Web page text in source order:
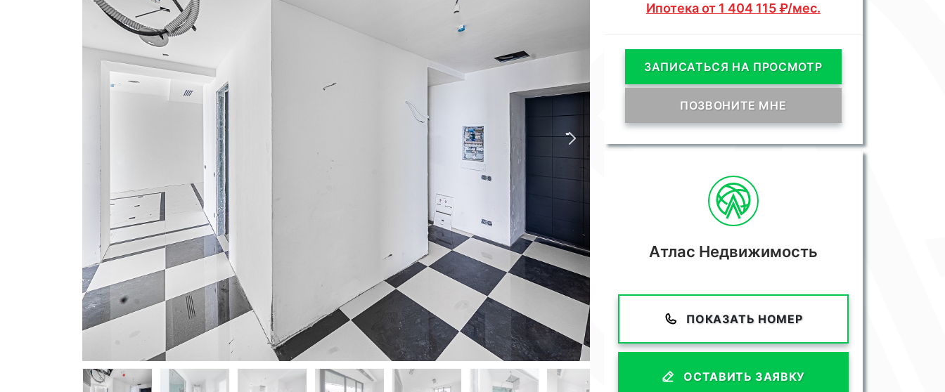
Ипотека от 1 404 115 ₽/мес.
ЗАПИСАТЬСЯ НА ПРОСМОТР
ПОЗВОНИТЕ МНЕ
Атлас Недвижимость
ПОКАЗАТЬ НОМЕР
ОСТАВИТЬ ЗАЯВКУ